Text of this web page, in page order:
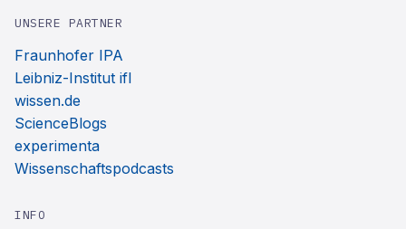
UNSERE PARTNER
Fraunhofer IPA
Leibniz-Institut ifl
wissen.de
ScienceBlogs
experimenta
Wissenschaftspodcasts
INFO